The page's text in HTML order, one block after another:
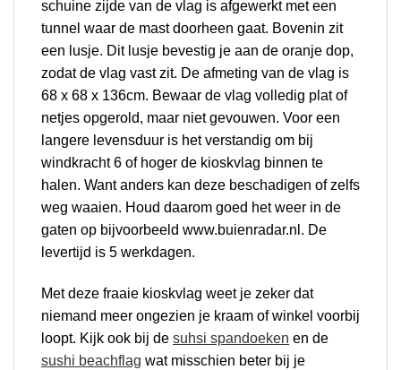
schuine zijde van de vlag is afgewerkt met een
tunnel waar de mast doorheen gaat. Bovenin zit
een lusje. Dit lusje bevestig je aan de oranje dop,
zodat de vlag vast zit. De afmeting van de vlag is
68 x 68 x 136cm. Bewaar de vlag volledig plat of
netjes opgerold, maar niet gevouwen. Voor een
langere levensduur is het verstandig om bij
windkracht 6 of hoger de kioskvlag binnen te
halen. Want anders kan deze beschadigen of zelfs
weg waaien. Houd daarom goed het weer in de
gaten op bijvoorbeeld www.buienradar.nl. De
levertijd is 5 werkdagen.
Met deze fraaie kioskvlag weet je zeker dat
niemand meer ongezien je kraam of winkel voorbij
loopt. Kijk ook bij de suhsi spandoeken en de
sushi beachflag wat misschien beter bij je